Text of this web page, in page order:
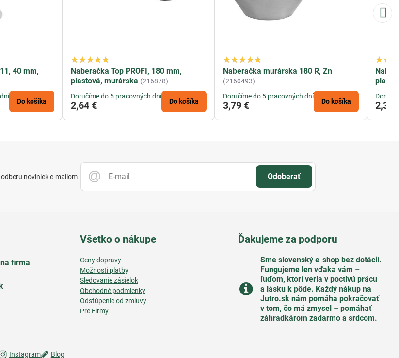
40 mm,
Do košíka
Naberačka Top PROFI, 180 mm,
plastová, murárska (216878)
Doručíme do 5 pracovných dní
2,64 € Do košíka
Naberačka murárska 180 R, Zn
(2160493)
Doručíme do 5 pracovných dní
3,79 € Do košíka 2,30
Odoberať
noviniek e-mailom
firma
Instagram Blog
Všetko o nákupe
Ceny dopravy
Možnosti platby
Sledovanie zásielok
Obchodné podmienky
Odstúpenie od zmluvy
Pre Firmy
Ďakujeme za podporu
Sme slovenský e-shop bez dotácií​.
Fungujeme len vďaka vám –
ľuďom, ktorí veria v poctivú prácu
a lásku k pôde​. Každý nákup na
Jutro​.sk nám pomáha pokračovať
v tom, čo má zmysel – pomáhať
záhradkárom zadarmo a srdcom​.